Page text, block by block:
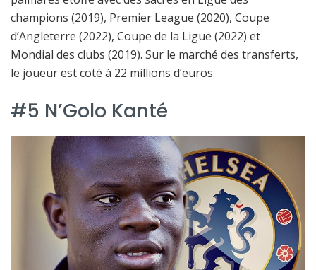
champions (2019), Premier League (2020), Coupe
d’Angleterre (2022), Coupe de la Ligue (2022) et
Mondial des clubs (2019). Sur le marché des transferts,
le joueur est coté à 22 millions d’euros.
#5 N’Golo Kanté